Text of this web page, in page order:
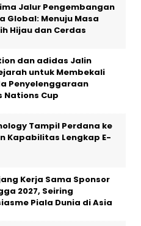
Jalur Pengembangan
Global: Menuju Masa
Hijau dan Cerdas
dan adidas Jalin
untuk Membekali
Penyelenggaraan
Nations Cup
Tampil Perdana ke
Kapabilitas Lengkap E-
Kerja Sama Sponsor
2027, Seiring
Piala Dunia di Asia